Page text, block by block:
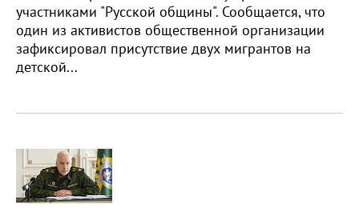
участниками "Русской общины". Сообщается, что
один из активистов общественной организации
зафиксировал присутствие двух мигрантов на
детской...